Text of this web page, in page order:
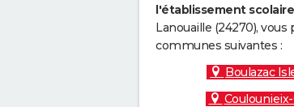
l'établissement
Lanouaille (24270),
communes suivantes :
Boulazac